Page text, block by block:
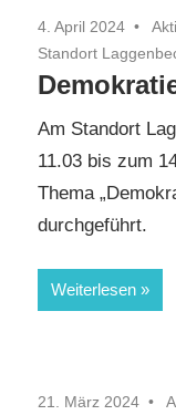
4. April 2024
Standort
Am Standort
11.03 bis zum
Thema
durchgeführt.
Weiterlesen
21. März 2024